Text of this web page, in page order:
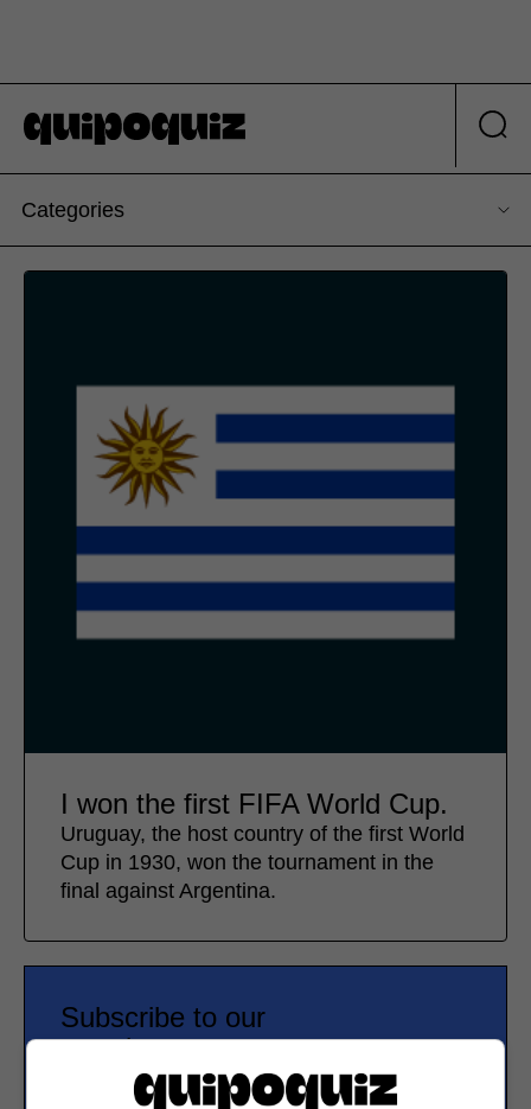
Categories
I won the first FIFA World Cup.
Uruguay, the host country of the first World
Cup in 1930, won the tournament in the
final against Argentina.
Subscribe to our
newsletter